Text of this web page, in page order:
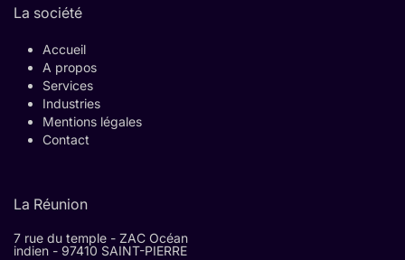
La société
Accueil
A propos
Services
Industries
Mentions légales
Contact
La Réunion
7 rue du temple - ZAC Océan
indien - 97410 SAINT-PIERRE